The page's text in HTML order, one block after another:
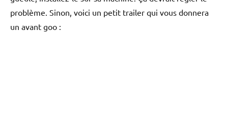
problème. Sinon, voici un petit trailer qui vous donnera
un avant goo :